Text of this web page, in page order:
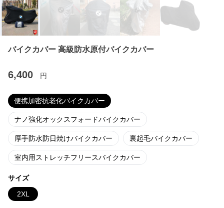
バイクカバー 高級防水原付バイクカバー
6,400 円
便携加密抗老化バイクカバー
ナノ強化オックスフォードバイクカバー
厚手防水防日焼けバイクカバー 裏起毛バイクカバー
室内用ストレッチフリースバイクカバー
サイズ
2XL